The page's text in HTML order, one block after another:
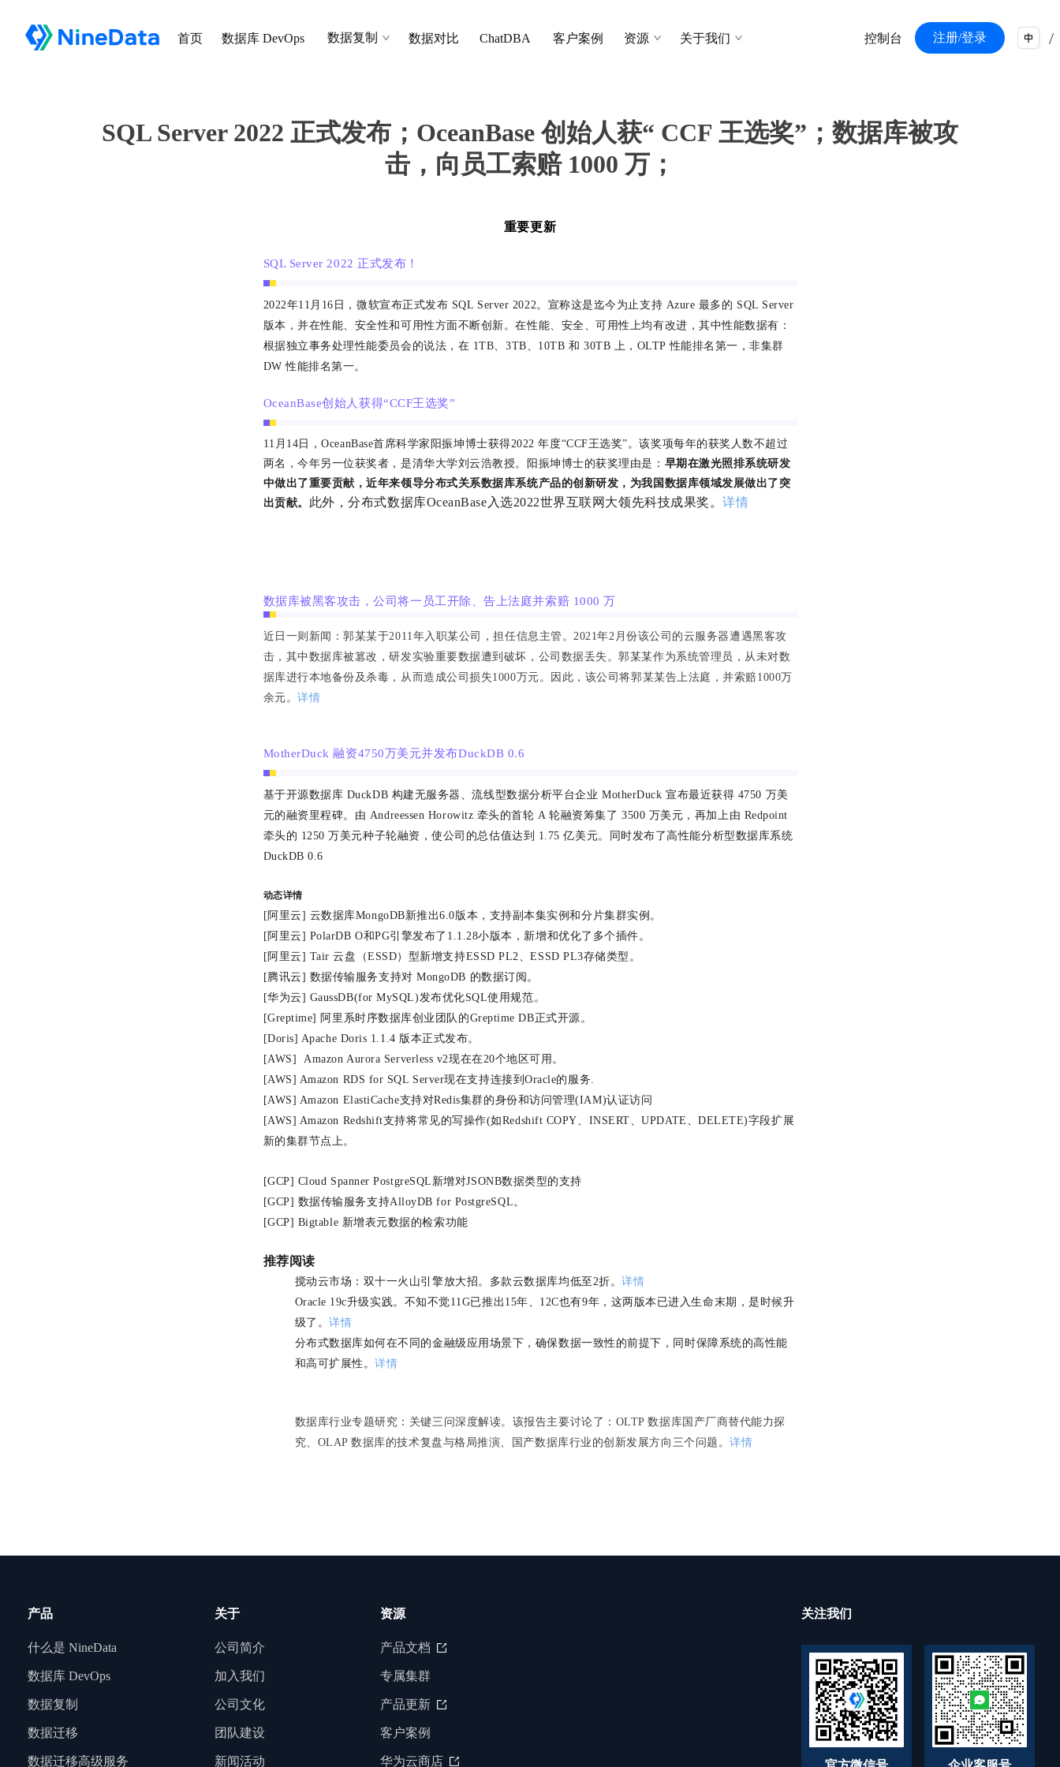
控制台 注册/登录 /
首页 数据库 DevOps 数据复制 数据对比 ChatDBA 客户案例 关于我们
资源
SQL Server 2022 正式发布；​OceanBase 创始人获“ CCF 王选奖”；数据库被攻
击，向员工索赔 1000 万；
重要更新
SQL Server 2022 正式发布！
2022年11月16日，微软宣布正式发布 SQL Server 2022。宣称这是迄今为止支持 Azure 最多的 SQL Server
版本，并在性能、安全性和可用性方面不断创新。在性能、安全、可用性上均有改进，其中性能数据有：
根据独立事务处理性能委员会的说法，在 1TB、3TB、10TB 和 30TB 上，OLTP 性能排名第一，非集群
DW 性能排名第一。
OceanBase创始人获得“CCF王选奖”
11 月 14 日 ，OceanBase首席科学家阳振坤博士获得2022 年度“CCF王选奖”。该奖项每年的获奖人数不超过
两名，今年另一位获奖者，是清华大学刘云浩教授。
阳振坤博士的获奖理由是： 早期在激光照排系统研发
中做出了重要贡献，近年来领导分布式关系数据库系统产品的创新研发，为我国数据库领域发展做出了突
出贡献。 此外，分布式数据库OceanBase 入选2022世界互联网大领先科技成果奖。详情
数据库被黑客攻击，公司将一员工开除、告上法庭并索赔 1000 万
近日一则新闻：郭某某于2011年入职某公司，担任信息主管。2021年2月份该公司的云服务器遭遇黑客攻
击，其中数据库被篡改，研发实验重要数据遭到破坏，公司数据丢失。郭某某作为系统管理员，从未对数
据库进行本地备份及杀毒，从而造成公司损失1000万元。因此，该公司将郭某某告上法庭，并索赔1000万
余元。详情
MotherDuck 融资4750万美元并发布DuckDB 0.6
基于开源数据库 DuckDB 构建无服务器、流线型数据分析平台企业 MotherDuck 宣布最近获得 4750 万美
元的融资里程碑。由 Andreessen Horowitz 牵头的首轮 A 轮融资筹集了 3500 万美元，再加上由 Redpoint
牵头的 1250 万美元种子轮融资，使公司的总估值达到 1.75 亿美元。同时发布了高性能分析型数据库系统
DuckDB 0.6
动态详情
[阿里云] 云数据库MongoDB新推出6.0版本，支持副本集实例和分片集群实例。
[阿里云] PolarDB O和PG引擎发布了1.1.28小版本，新增和优化了多个插件。
[阿里云] Tair 云盘（ESSD）型新增支持ESSD PL2、ESSD PL3存储类型。
[腾讯云] 数据传输服务支持对 MongoDB 的数据订阅。
[华为云] GaussDB(for MySQL)发布优化SQL使用规范。
[Greptime] 阿里系时序数据库创业团队的Greptime DB正式开源。
[Doris] Apache Doris 1.1.4 版本正式发布。
[AWS] Amazon Aurora Serverless v2现在在20个地区可用。
[AWS] Amazon RDS for SQL Server现在支持连接到Oracle的服务.
[AWS] Amazon ElastiCache支持对Redis集群的身份和访问管理(IAM)认证访问
[AWS] Amazon Redshift支持将常见的写操作(如Redshift COPY、INSERT、UPDATE、DELETE)字段扩展
新的集群节点上。
[GCP] Cloud Spanner PostgreSQL新增对JSONB数据类型的支持
[GCP] 数据传输服务支持AlloyDB for PostgreSQL。
[GCP] Bigtable 新增表元数据的检索功能
推荐阅读
搅动云市场：双十一火山引擎放大招。多款云数据库均低至2折。详情
Oracle 19c升级实践。不知不觉11G已推出15年、12C也有9年，这两版本已进入生命末期，是时候升
级了。详情
分布式数据库如何在不同的金融级应用场景下，确保数据一致性的前提下，同时保障系统的高性能
和高可扩展性。详情
数据库行业专题研究：关键三问深度解读。该报告主要讨论了：OLTP 数据库国产厂商替代能力探
究、OLAP 数据库的技术复盘与格局推演、国产数据库行业的创新发展方向三个问题。详情
关注我们
资源
产品文档
产品更新
华为云商店
客户案例
专属集群
公司简介
加入我们
新闻活动
团队建设
公司文化
关于
什么是 NineData
数据库 DevOps
数据迁移
产品
数据复制
数据迁移高级服务